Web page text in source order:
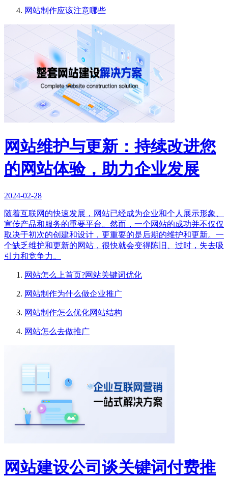
网站制作应该注意哪些
网站维护与更新：持续改进您
的网站体验，助力企业发展
2024-02-28
随着互联网的快速发展，网站已经成为企业和个人展示形象、
宣传产品和服务的重要平台。然而，一个网站的成功并不仅仅
取决于初次的创建和设计，更重要的是后期的维护和更新。一
个缺乏维护和更新的网站，很快就会变得陈旧、过时，失去吸
引力和竞争力。
网站怎么上首页?网站关键词优化
网站制作为什么做企业推广
网站制作怎么优化网站结构
网站怎么去做推广
网站建设公司谈关键词付费推